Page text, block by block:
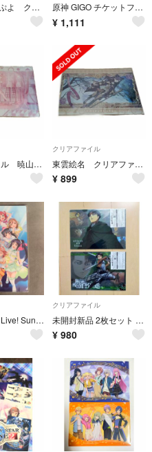
SEGA ぷよぷよ クリアファイル 原神 GIGO チケットファイル カードケース クリアファイル カーヴェ 非売品
¥ 1,111
クリアファイル 暁山瑞希
クリアファイル
東雲絵名 クリアファイル ハーリミット
¥ 899
Aqours Love Live! Sunshine!! クリアファイル
クリアファイル
未開封新品 2枚セット リヴァイ兵長 A4 クリアファイル 進撃の巨人 セガ
¥ 980